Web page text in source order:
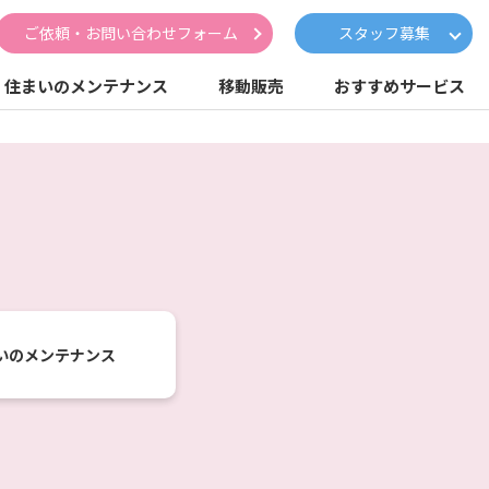
ご依頼・お問い合わせフォーム スタッフ募集
住まいのメンテナンス 移動販売 おすすめサービス
のメンテナンス